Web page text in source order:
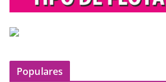
Populares